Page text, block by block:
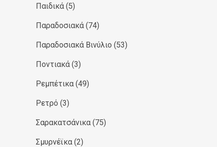
Παιδικά (5)
Παραδοσιακά (74)
Παραδοσιακά Βινύλιο (53)
Ποντιακά (3)
Ρεμπέτικα (49)
Ρετρό (3)
Σαρακατσάνικα (75)
Σμυρνέϊκα (2)